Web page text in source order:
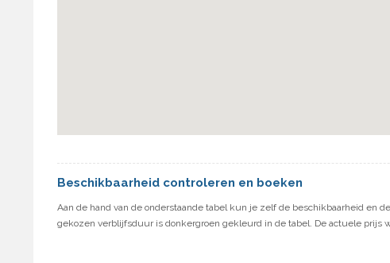
Beschikbaarheid controleren en boeken
Aan de hand van de onderstaande tabel kun je zelf de beschikbaarheid en
gekozen verblijfsduur is donkergroen gekleurd in de tabel. De actuele prijs